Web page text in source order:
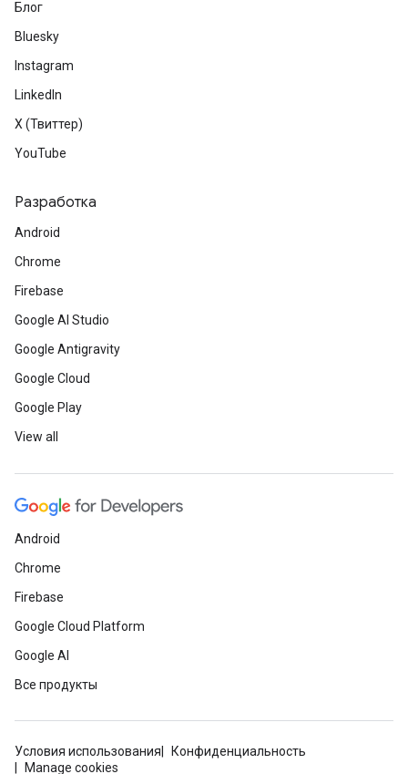
Блог
Bluesky
Instagram
LinkedIn
X (Твиттер)
YouTube
Разработка
Android
Chrome
Firebase
Google AI Studio
Google Antigravity
Google Cloud
Google Play
View all
Android
Chrome
Firebase
Google Cloud Platform
Google AI
Все продукты
Условия использования
Конфиденциальность
Manage cookies